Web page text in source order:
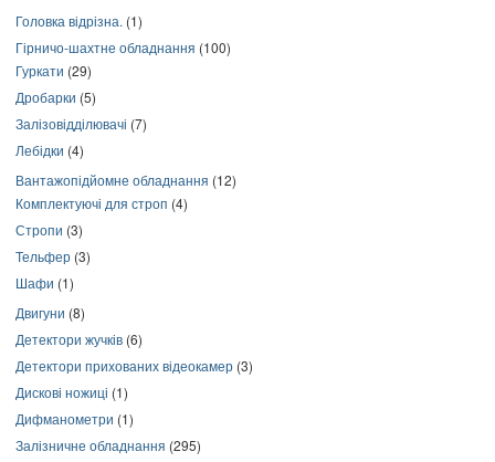
Головка відрізна. (1)
Гірничо-шахтне обладнання (100)
Гуркати (29)
Дробарки (5)
Залізовідділювачі (7)
Лебідки (4)
Вантажопідйомне обладнання (12)
Комплектуючі для строп (4)
Стропи (3)
Тельфер (3)
Шафи (1)
Двигуни (8)
Детектори жучків (6)
Детектори прихованих відеокамер (3)
Дискові ножиці (1)
Дифманометри (1)
Залізничне обладнання (295)